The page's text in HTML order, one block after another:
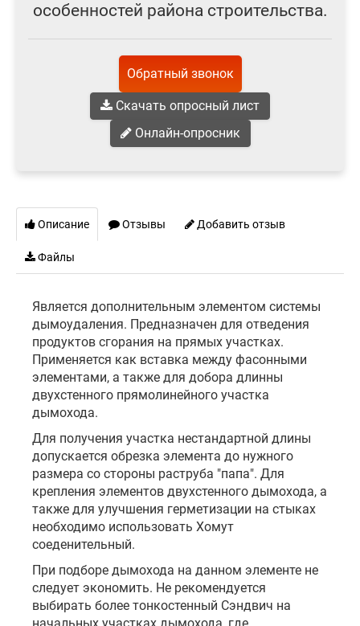
особенностей района строительства.
Обратный звонок
Скачать опросный лист
Онлайн-опросник
Описание Отзывы Добавить отзыв
Файлы
Является дополнительным элементом системы
дымоудаления. Предназначен для отведения
продуктов сгорания на прямых участках.
Применяется как вставка между фасонными
элементами, а также для добора длинны
двухстенного прямолинейного участка
дымохода.
Для получения участка нестандартной длины
допускается обрезка элемента до нужного
размера со стороны раструба "папа". Для
крепления элементов двухстенного дымохода, а
также для улучшения герметизации на стыках
необходимо использовать Хомут
соеденительный.
При подборе дымохода на данном элементе не
следует экономить. Не рекомендуется
выбирать более тонкостенный Сэндвич на